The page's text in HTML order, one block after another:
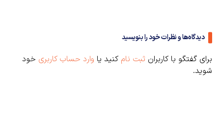
دیدگاه‌ها و نظرات خود را بنویسید
برای گفتگو با کاربران ثبت نام کنید یا وارد حساب کاربری خود
شوید.